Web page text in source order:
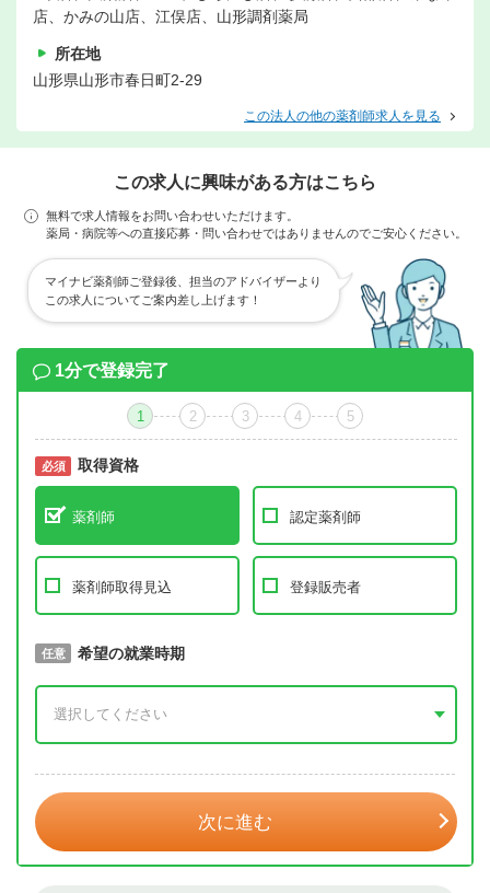
店、かみの山店、江俣店、山形調剤薬局
所在地
山形県山形市春日町2-29
この法人の他の薬剤師求人を見る
この求人に興味がある方はこちら
無料で求人情報をお問い合わせいただけます。
薬局・病院等への直接応募・問い合わせではありませんのでご安心ください。
マイナビ薬剤師ご登録後、担当のアドバイザーより
この求人についてご案内差し上げます！
1分で登録完了
1 2 3 4 5
必須 取得資格
薬剤師 認定薬剤師
薬剤師取得見込 登録販売者
必須 取得予定年
任意 希望の就業時期
次に進む